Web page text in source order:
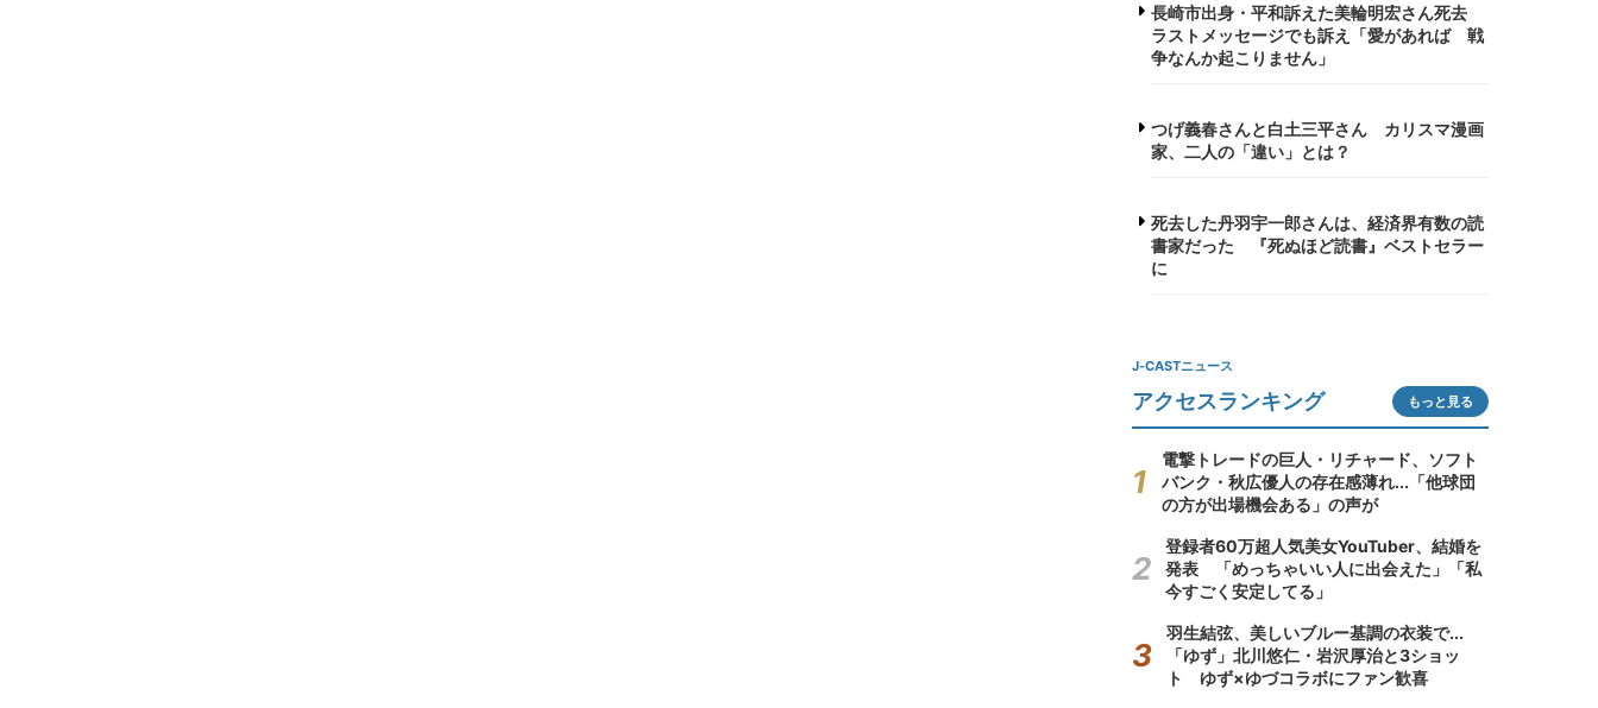
長崎市出身・平和訴えた美輪明宏さん死去
ラストメッセージでも訴え「愛があれば 戦
争なんか起こりません」
つげ義春さんと白土三平さん カリスマ漫画
家、二人の「違い」とは？
死去した丹羽宇一郎さんは、経済界有数の読
書家だった 『死ぬほど読書』ベストセラー
に
J-CASTニュース
アクセスランキング もっと見る
電撃トレードの巨人・リチャード、ソフト
バンク・秋広優人の存在感薄れ...「他球団
の方が出場機会ある」の声が
登録者60万超人気美女YouTuber、結婚を
発表 「めっちゃいい人に出会えた」「私
今すごく安定してる」
羽生結弦、美しいブルー基調の衣装で...
「ゆず」北川悠仁・岩沢厚治と3ショッ
ト ゆず×ゆづコラボにファン歓喜